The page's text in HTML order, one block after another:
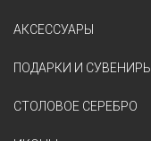
АКСЕССУАРЫ
ПОДАРКИ И СУВЕНИРЫ
СТОЛОВОЕ СЕРЕБРО